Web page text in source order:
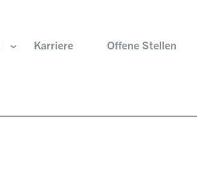
Karriere Offene Stellen